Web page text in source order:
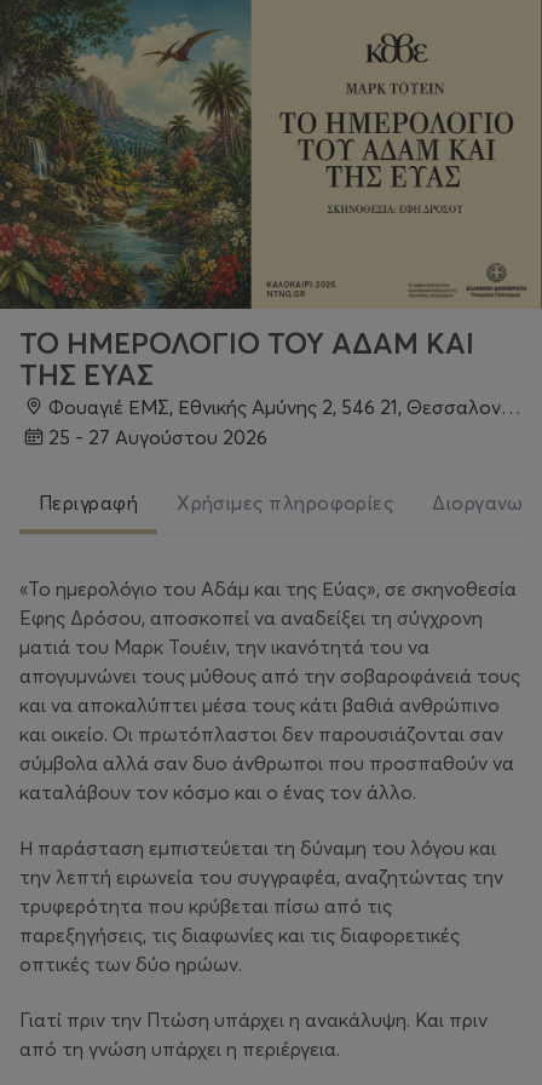
ΤΟ ΗΜΕΡΟΛΟΓΙΟ ΤΟΥ ΑΔΑΜ ΚΑΙ
ΤΗΣ ΕΥΑΣ
Φουαγιέ ΕΜΣ, Εθνικής Αμύνης 2, 546 21, Θεσσαλονίκη
25 - 27 Αυγούστου 2026
Περιγραφή Χρήσιμες πληροφορίες
«Το ημερολόγιο του Αδάμ και της Εύας», σε σκηνοθεσία
Έφης Δρόσου, αποσκοπεί να αναδείξει τη σύγχρονη
ματιά του Μαρκ Τουέιν, την ικανότητά του να
απογυμνώνει τους μύθους από την σοβαροφάνειά τους
και να αποκαλύπτει μέσα τους κάτι βαθιά ανθρώπινο
και οικείο. Οι πρωτόπλαστοι δεν παρουσιάζονται σαν
σύμβολα αλλά σαν δυο άνθρωποι που προσπαθούν να
καταλάβουν τον κόσμο και ο ένας τον άλλο.
Η παράσταση εμπιστεύεται τη δύναμη του λόγου και
την λεπτή ειρωνεία του συγγραφέα, αναζητώντας την
τρυφερότητα που κρύβεται πίσω από τις
παρεξηγήσεις, τις διαφωνίες και τις διαφορετικές
οπτικές των δύο ηρώων.
Γιατί πριν την Πτώση υπάρχει η ανακάλυψη. Και πριν
από τη γνώση υπάρχει η περιέργεια.